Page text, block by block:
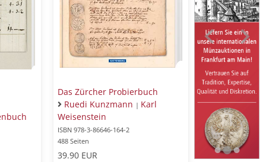
Das Zürcher Probierbuch
Ruedi Kunzmann | Karl
Weisenstein
ISBN 978-3-86646-164-2
488 Seiten
39.90 EUR